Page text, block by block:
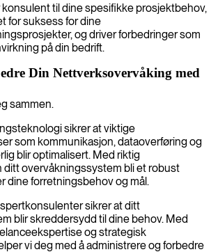
til dine spesifikke prosjektbehov,
for suksess for dine
og driver forbedringer som
på din bedrift.
Din Nettverksovervåking med
sammen.
sikrer at viktige
som kommunikasjon, dataoverføring og
blir optimalisert. Med riktig
ditt overvåkningssystem bli et robust
dine forretningsbehov og mål.
sikrer at ditt
blir skreddersydd til dine behov. Med
og strategisk
vi deg med å administrere og forbedre